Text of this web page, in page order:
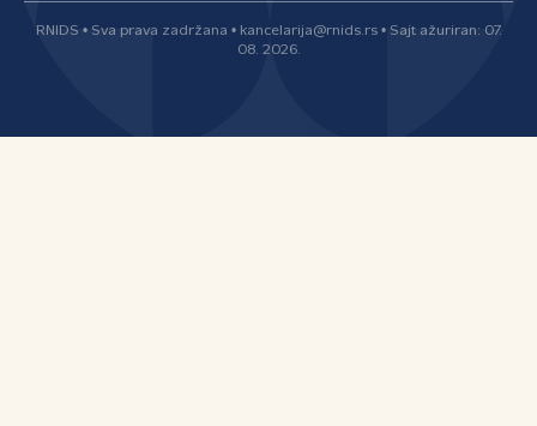
RNIDS • Sva prava zadržana • kancelarija@rnids.rs • Sajt ažuriran: 07.
08. 2026.